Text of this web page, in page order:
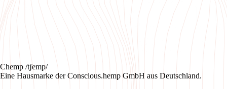
Chemp /tʃemp/
Eine Hausmarke der Conscious.hemp GmbH aus Deutschland.